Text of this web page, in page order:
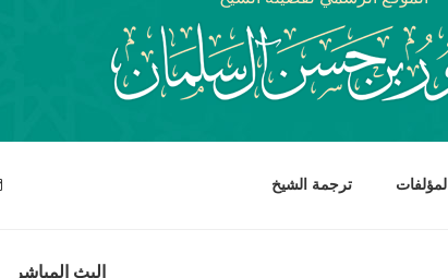
المؤلفات ترجمة الشيخ
البث المباشر